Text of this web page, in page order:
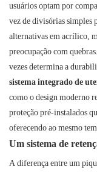
usuários optam por
vez de divisórias simples
alternativas em acrílico,
preocupação com
vezes determina a
sistema integrado de
como o design moderno
proteção pré-instalados
oferecendo ao mesmo
Um sistema de
A diferença entre um